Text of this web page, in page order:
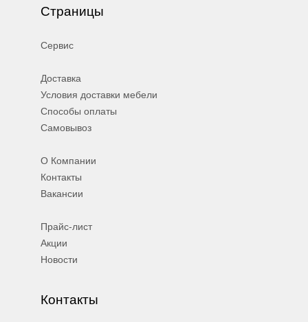
Страницы
Сервис
Доставка
Условия доставки мебели
Способы оплаты
Самовывоз
О Компании
Контакты
Вакансии
Прайс-лист
Акции
Новости
Контакты